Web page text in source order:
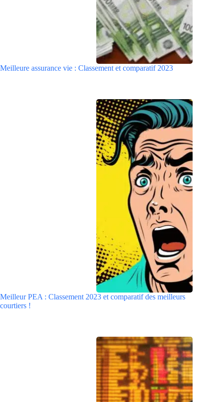
Meilleure assurance vie : Classement et comparatif 2023
Meilleur PEA : Classement 2023 et comparatif des meilleurs
courtiers !